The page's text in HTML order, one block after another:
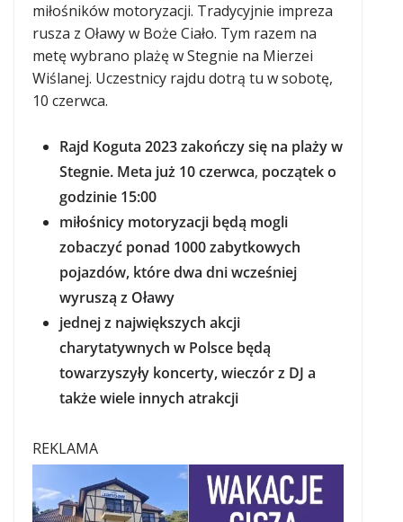
miłośników motoryzacji. Tradycyjnie impreza
rusza z Oławy w Boże Ciało. Tym razem na
metę wybrano plażę w Stegnie na Mierzei
Wiślanej. Uczestnicy rajdu dotrą tu w sobotę,
10 czerwca.
Rajd Koguta 2023 zakończy się na plaży w
Stegnie. Meta już 10 czerwca, początek o
godzinie 15:00
miłośnicy motoryzacji będą mogli
zobaczyć ponad 1000 zabytkowych
pojazdów, które dwa dni wcześniej
wyruszą z Oławy
jednej z największych akcji
charytatywnych w Polsce będą
towarzyszyły koncerty, wieczór z DJ a
także wiele innych atrakcji
REKLAMA